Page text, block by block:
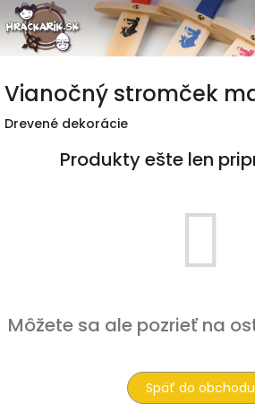
Prejsť
na
obsah
Vianočný stromček
Drevené dekorácie
Produkty ešte len
Môžete sa ale pozrieť na
Späť do obchodu